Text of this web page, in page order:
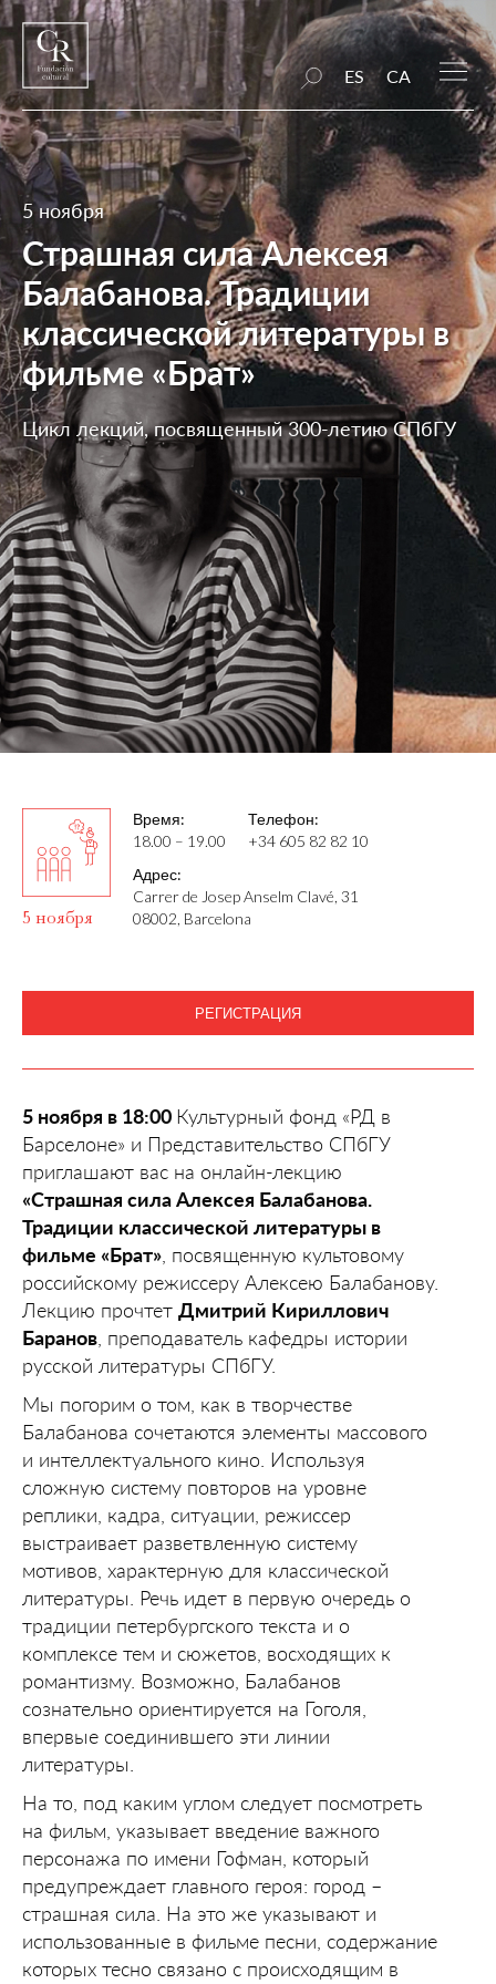
ES CA
5 ноября
Страшная сила Алексея
Балабанова. Традиции
классической литературы в
фильме «Брат»
Цикл лекций, посвященный 300-летию СПбГУ
5 ноября
Время:
18.00 – 19.00
Телефон:
+34 605 82 82 10
Адрес:
Carrer de Josep Anselm Clavé, 31
08002, Barcelona
РЕГИСТРАЦИЯ
5 ноября в 18:00 Культурный фонд «РД в
Барселоне» и Представительство СПбГУ
приглашают вас на онлайн-лекцию
«Страшная сила Алексея Балабанова.
Традиции классической литературы в
фильме «Брат» , посвященную культовому
российскому режиссеру Алексею Балабанову.
Лекцию прочтет Дмитрий Кириллович
Баранов , преподаватель кафедры истории
русской литературы СПбГУ.
Мы погорим о том, как в творчестве
Балабанова сочетаются элементы массового
и интеллектуального кино. Используя
сложную систему повторов на уровне
реплики, кадра, ситуации, режиссер
выстраивает разветвленную систему
мотивов, характерную для классической
литературы. Речь идет в первую очередь о
традиции петербургского текста и о
комплексе тем и сюжетов, восходящих к
романтизму. Возможно, Балабанов
сознательно ориентируется на Гоголя,
впервые соединившего эти линии
литературы.
На то, под каким углом следует посмотреть
на фильм, указывает введение важного
персонажа по имени Гофман, который
предупреждает главного героя: город –
страшная сила. На это же указывают и
использованные в фильме песни, содержание
которых тесно связано с происходящим в